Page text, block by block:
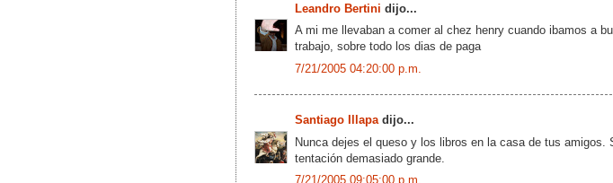
Leandro Bertini dijo...
A mi me llevaban a comer al chez henry cuando ibamos a
trabajo, sobre todo los dias de paga
7/21/2005 04:20:00 p.m.
Santiago Illapadijo...
Nunca dejes el queso y los libros en la casa de tus amigos.
tentación demasiado grande.
7/21/2005 09:05:00 p.m.